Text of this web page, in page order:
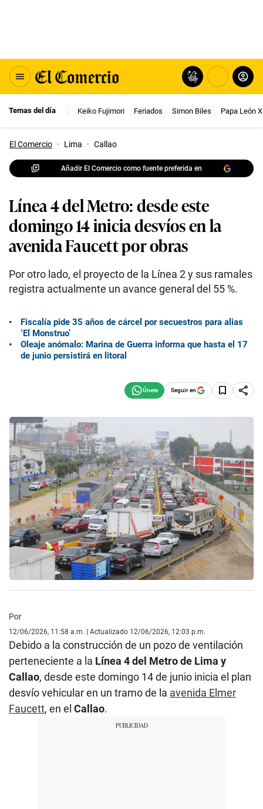
Temas del día Keiko Fujimori Feriados Simon Biles Papa León
El Comercio · Lima · Callao
Añadir El Comercio como fuente preferida en
Línea 4 del Metro: desde este
domingo 14 inicia desvíos en la
avenida Faucett por obras
Por otro lado, el proyecto de la Línea 2 y sus ramales
registra actualmente un avance general del 55 %.
Fiscalía pide 35 años de cárcel por secuestros para alias
‘El Monstruo’
Oleaje anómalo: Marina de Guerra informa que hasta el 17
de junio persistirá en litoral
Seguir en
Por
12/06/2026, 11:58 a.m. | Actualizado 12/06/2026, 12:03 p.m.
Debido a la construcción de un pozo de ventilación
perteneciente a la Línea 4 del Metro de Lima y
Callao, desde este domingo 14 de junio inicia el plan
desvío vehicular en un tramo de la avenida Elmer
Faucett, en el Callao.